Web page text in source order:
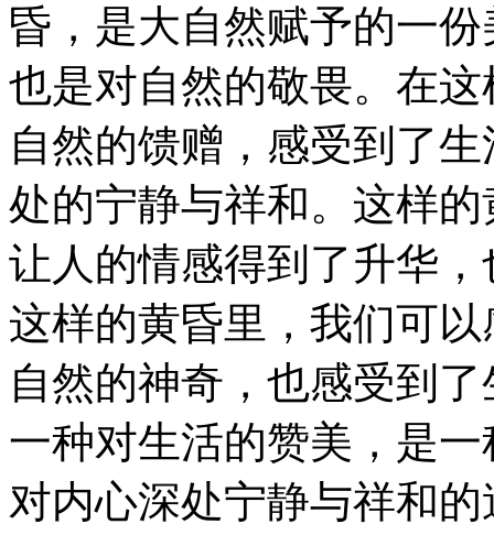
昏，是大自然赋予的一
也是对自然的敬畏。在
自然的馈赠，感受到了
处的宁静与祥和。这样
让人的情感得到了升华
这样的黄昏里，我们可
自然的神奇，也感受到
一种对生活的赞美，是
对内心深处宁静与祥和